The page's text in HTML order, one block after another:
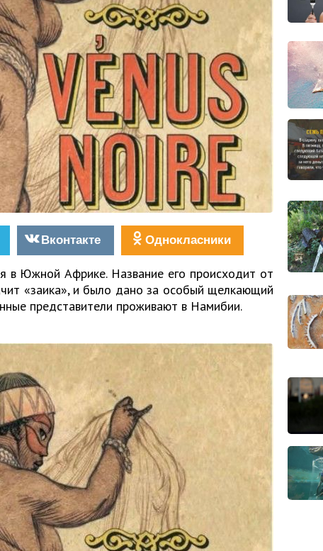
Вконтакте Однокласники
в Южной Африке. Название его происходит от
«заика», и было дано за особый щелкающий
представители проживают в Намибии.